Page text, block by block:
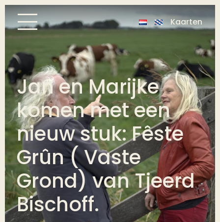
Kaarten
Jan en Marijke
komen met een
nieuw stuk: Fêste
Grûn ( Vaste
Grond) van Tjeerd
Bischoff.